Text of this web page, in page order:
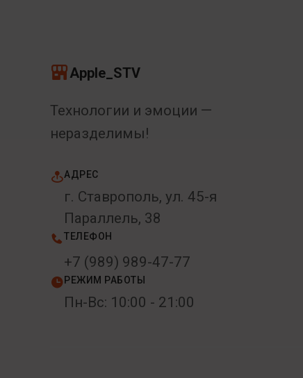
Apple_STV
Технологии и эмоции —
неразделимы!
АДРЕС
г. Ставрополь, ул. 45-я
Параллель, 38
ТЕЛЕФОН
+7 (989) 989-47-77
РЕЖИМ РАБОТЫ
Пн-Вс: 10:00 - 21:00